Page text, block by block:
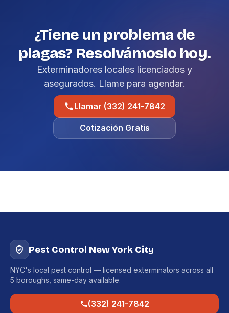
¿Tiene un problema de
plagas? Resolvámoslo hoy.
Exterminadores locales licenciados y
asegurados. Llame para agendar.
Llamar (332) 241-7842
Cotización Gratis
Pest Control New York City
NYC's local pest control — licensed exterminators across all
5 boroughs, same-day available.
(332) 241-7842